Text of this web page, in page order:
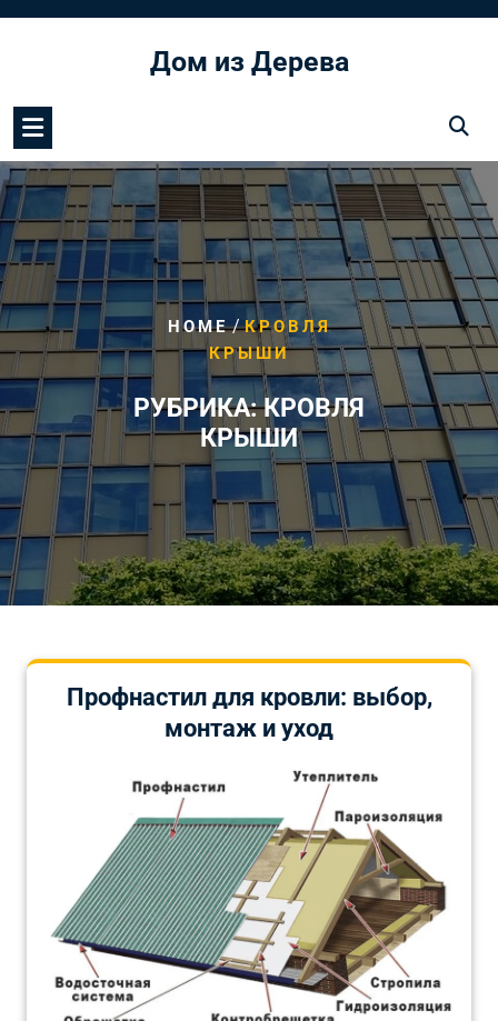
Дом из Дерева
HOME/КРОВЛЯ
КРЫШИ
РУБРИКА:КРОВЛЯ
КРЫШИ
Профнастил для кровли: выбор,
монтаж и уход